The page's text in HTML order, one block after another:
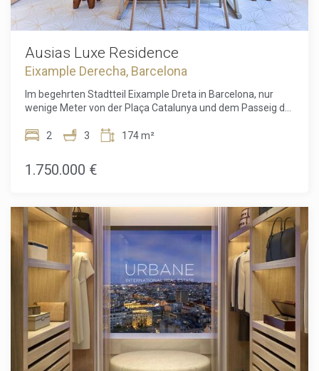
innovatives Design und modernste Technologie aus und
garantieren höchsten Wohnkomfort.Ein wahrhaft luxuriöses
Refugium im Herzen Barcelonas, das eine
außergewöhnliche Investitionsmöglichkeit für all jene
darstellt, die eine einzigartige Immobilie suchen, die
Tradition, Design und exklusive Dienstleistungen vereint.
Ausias Luxe Residence
Eixample Derecha, Barcelona
Im begehrten Stadtteil Eixample Dreta in Barcelona, nur
wenige Meter von der Plaça Catalunya und dem Passeig de
einzigartige Gelegenheit, in luxuriöse Residenzen zu
sorgfältig restauriert und vereint historische Architektur mit
modernen, exquisit renovierten Innenräumen, die ein
Annehmlichkeiten genießen, darunter ein modernes
Fitnessstudio mit Spa und ein gesundes mediterranes
Restaurant im Erdgeschoss. Das Projekt wurde entwickelt,
um ultimativen Komfort zu bieten, mit Luxusservices wie
Chauffeur, erhöhter Sicherheit, 24/7 mehrsprachigem
Concierge, Fahrradverleih, Massagestudios und einem
virtuellen Butler, der alle Anfragen per Textnachricht sofort
beantwortet.Die angebotenen Wohnungen variieren
zwischen 65 m² und 232 m², mit 1 bis 3 Schlafzimmern,
einige davon mit Terrassen oder Balkonen. Das Juwel
dieses Projekts ist zweifellos das Penthouse im sechsten
Stock mit einer spektakulären privaten Dachterrasse, die
2 3 174 m²
1.750.000 €